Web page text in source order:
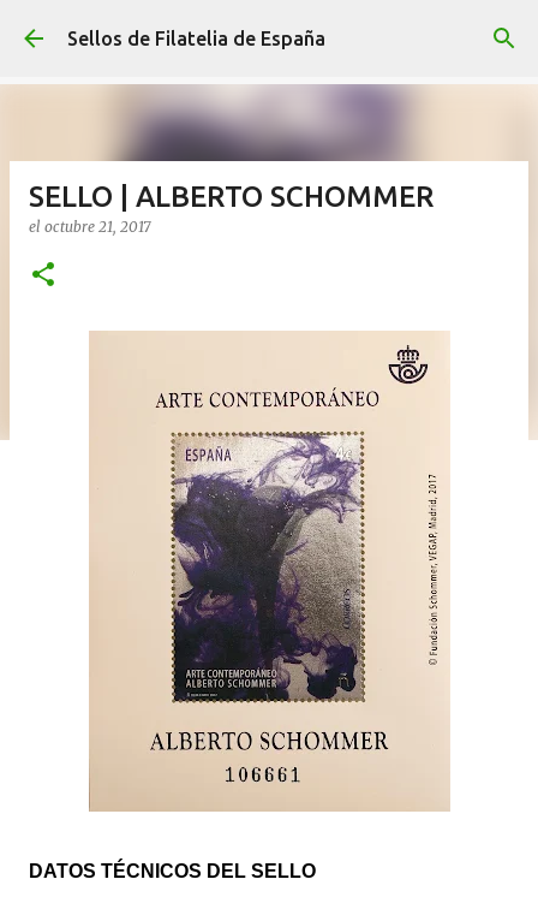
Ir al contenido principal
Sellos de Filatelia de España
SELLO | ALBERTO SCHOMMER
el octubre 21, 2017
DATOS TÉCNICOS DEL SELLO